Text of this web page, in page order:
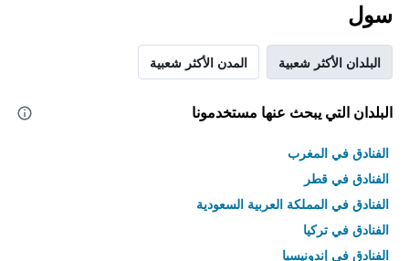
سول
البلدان الأكثر شعبية المدن الأكثر شعبية
البلدان التي يبحث عنها مستخدمونا
الفنادق في المغرب
الفنادق في قطر
الفنادق في المملكة العربية السعودية
الفنادق في تركيا
الفنادق في إندونيسيا